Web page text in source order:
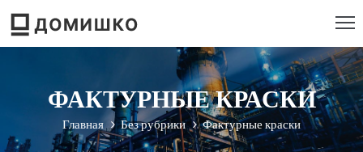
ФАКТУРНЫЕ КРАСКИ
Главная Без рубрики Фактурные краски